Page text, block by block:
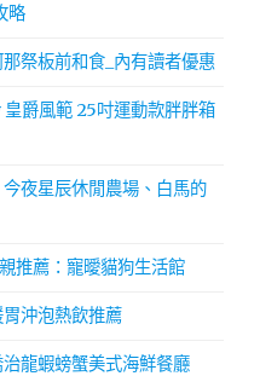
略
祭板前和食_內有讀者優惠
爵風範 25吋運動款胖胖箱
夜星辰休閒農場、白馬的
推薦：寵曖貓狗生活館
沖泡熱飲推薦
龍蝦螃蟹美式海鮮餐廳